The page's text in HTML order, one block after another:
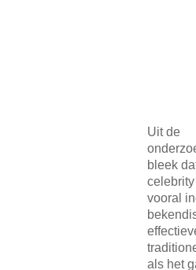
Uit de
bleek
vooral
als het